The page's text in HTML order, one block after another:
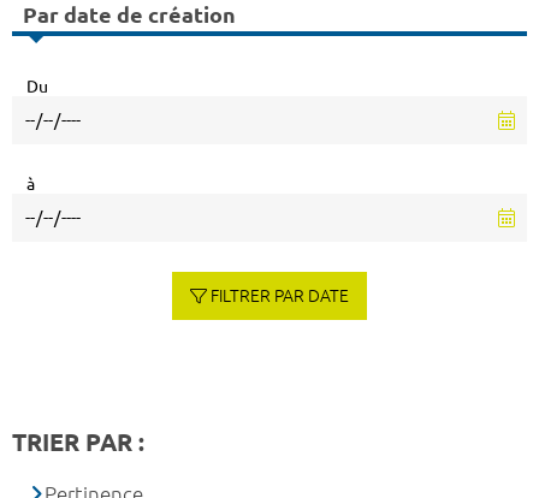
Par date de création
Du
à
FILTRER PAR DATE
TRIER PAR :